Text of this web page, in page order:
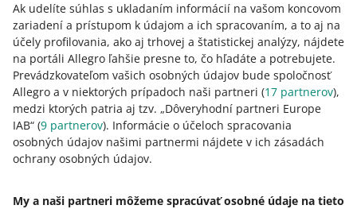
Ak udelíte súhlas s ukladaním informácií na vašom koncovom
zariadení a prístupom k údajom a ich spracovaním, a to aj na
účely profilovania, ako aj trhovej a štatistickej analýzy, nájdete
na portáli Allegro ľahšie presne to, čo hľadáte a potrebujete.
Prevádzkovateľom vašich osobných údajov bude spoločnosť
Allegro a v niektorých prípadoch naši partneri (17 partnerov),
medzi ktorých patria aj tzv. „Dôveryhodní partneri Europe
IAB“ (9 partnerov). Informácie o účeloch spracovania
osobných údajov našimi partnermi nájdete v ich zásadách
ochrany osobných údajov.
My a naši partneri môžeme spracúvať osobné údaje na tieto
RÝCHLY TIP 11 MIN
Ako čítať a analyzovať štatistiky Allegro
Ads
KURZ
Allegro Ads - kurz pre predajcov
WEBINÁR 24/7